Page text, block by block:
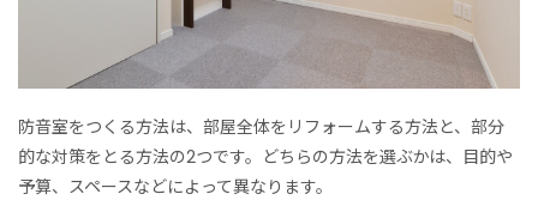
防音室をつくる方法は、部屋全体をリフォームする方法と、部分
的な対策をとる方法の2つです。どちらの方法を選ぶかは、目的や
予算、スペースなどによって異なります。